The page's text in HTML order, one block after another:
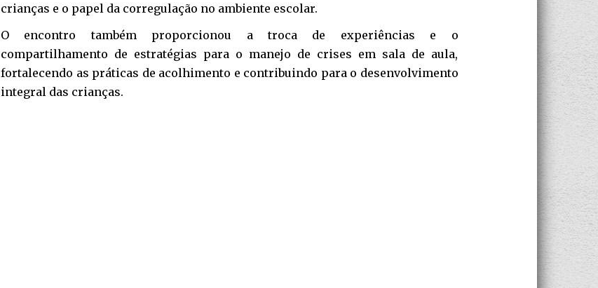
crianças e o papel da corregulação no ambiente escolar.
O encontro também proporcionou a troca de experiências e o
compartilhamento de estratégias para o manejo de crises em sala de aula,
fortalecendo as práticas de acolhimento e contribuindo para o desenvolvimento
integral das crianças.